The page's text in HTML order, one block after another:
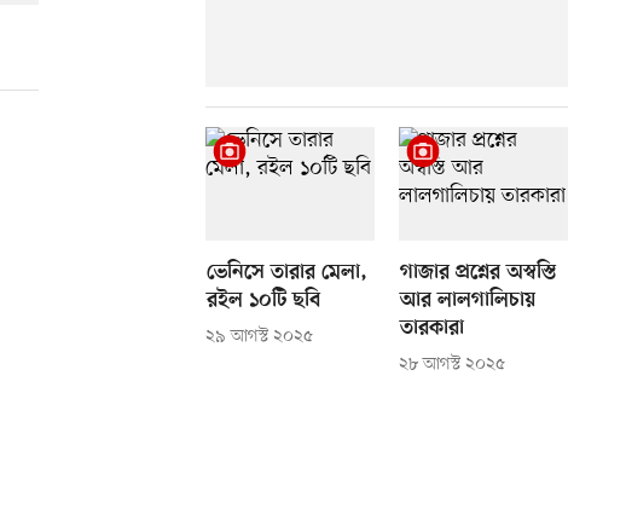
ভেনিসে তারার মেলা,
রইল ১০টি ছবি
২৯ আগস্ট ২০২৫
গাজার প্রশ্নের অস্বস্তি
আর লালগালিচায়
তারকারা
২৮ আগস্ট ২০২৫